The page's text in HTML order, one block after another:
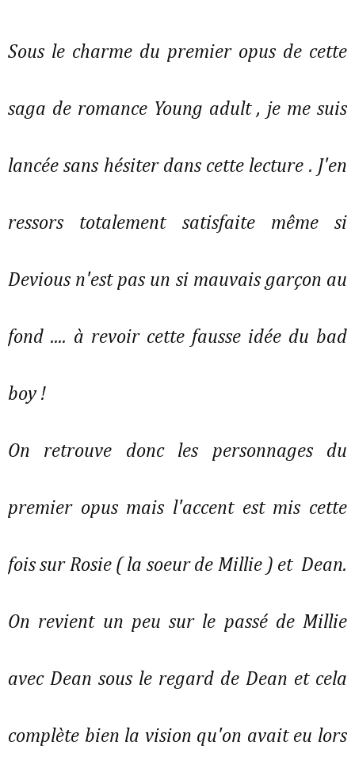
Sous le charme du premier opus de cette
saga de romance Young adult , je me suis
lancée sans hésiter dans cette lecture . J'en
ressors totalement satisfaite même si
Devious n'est pas un si mauvais garçon au
fond .... à revoir cette fausse idée du bad
boy !
On retrouve donc les personnages du
premier opus mais l'accent est mis cette
fois sur Rosie ( la soeur de Millie ) et Dean.
On revient un peu sur le passé de Millie
avec Dean sous le regard de Dean et cela
complète bien la vision qu'on avait eu lors